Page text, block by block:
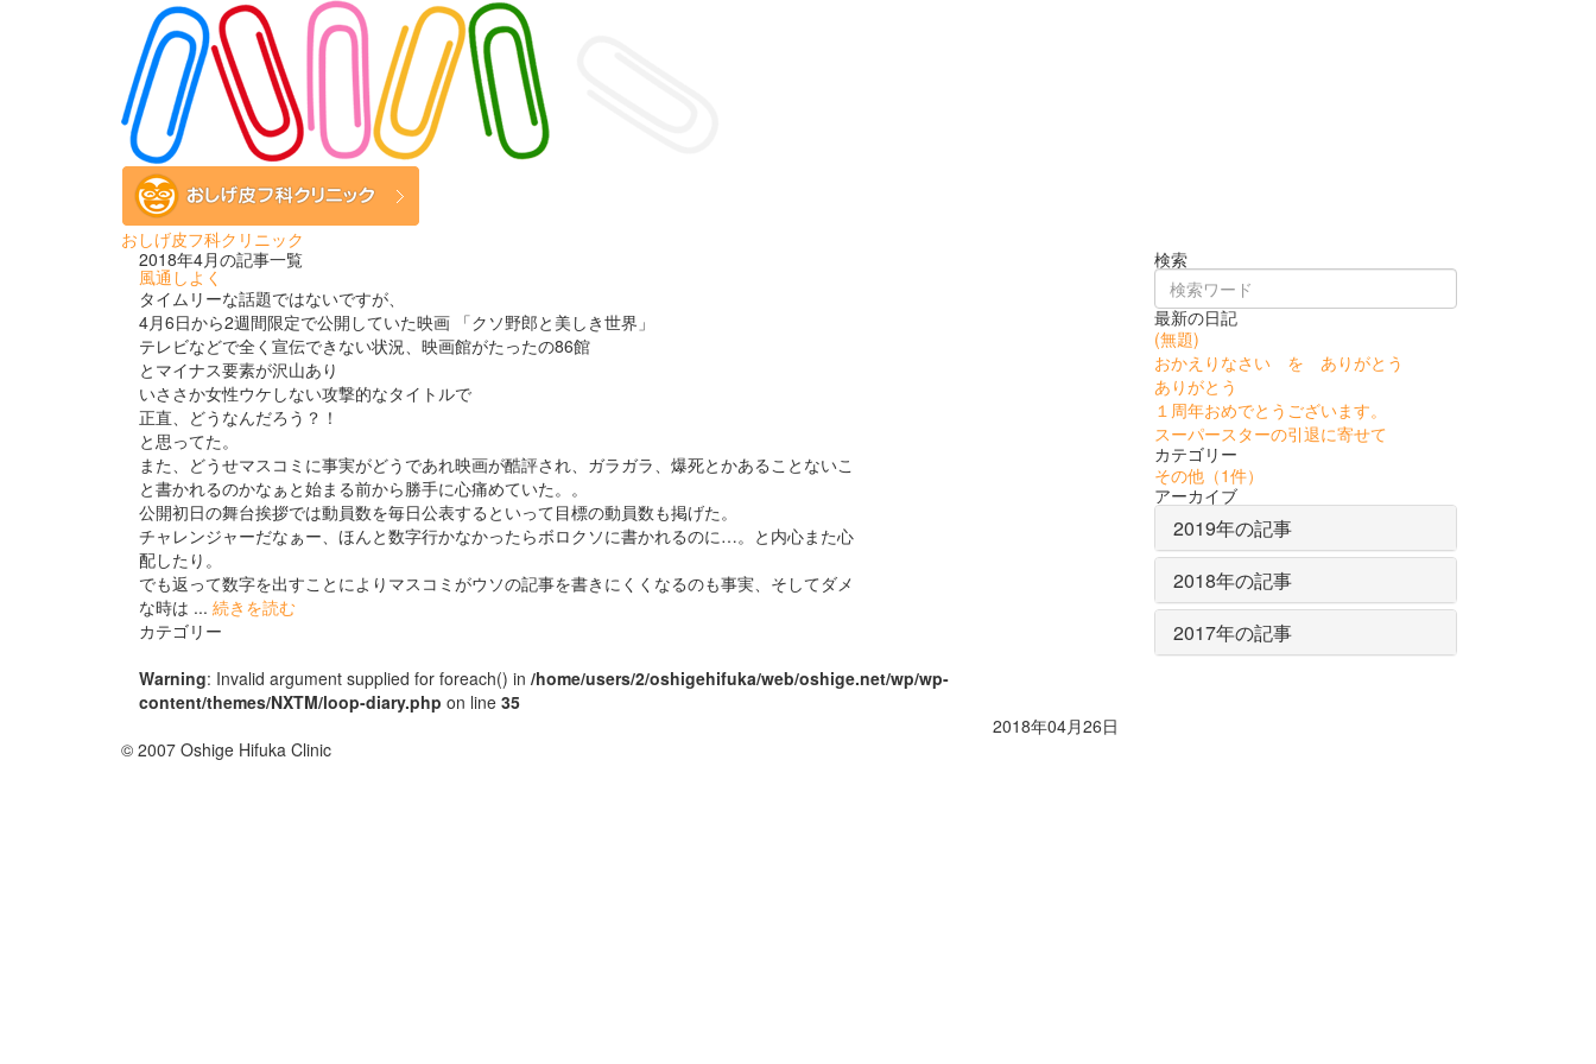
おしげ皮フ科クリニック
2018年4月の記事一覧
風通しよく
タイムリーな話題ではないですが、
4月6日から2週間限定で公開していた映画 「クソ野郎と美しき世界」
テレビなどで全く宣伝できない状況、映画館がたったの86館
とマイナス要素が沢山あり
いささか女性ウケしない攻撃的なタイトルで
正直、どうなんだろう？！
と思ってた。
また、どうせマスコミに事実がどうであれ映画が酷評され、ガラガラ、爆死とかあることないこ
と書かれるのかなぁと始まる前から勝手に心痛めていた。。
公開初日の舞台挨拶では動員数を毎日公表するといって目標の動員数も掲げた。
チャレンジャーだなぁー、ほんと数字行かなかったらボロクソに書かれるのに…。と内心また心
配したり。
でも返って数字を出すことによりマスコミがウソの記事を書きにくくなるのも事実、そしてダメ
な時は ... 続きを読む
カテゴリー
Warning: Invalid argument supplied for foreach() in /home/users/2/oshigehifuka/web/oshige.net/wp/wp-
content/themes/NXTM/loop-diary.php on line 35
2018年04月26日
検索
最新の日記
(無題)
おかえりなさい を ありがとう
ありがとう
１周年おめでとうございます。
スーパースターの引退に寄せて
カテゴリー
その他 （1件）
アーカイブ
2019年の記事
2018年の記事
2017年の記事
© 2007 Oshige Hifuka Clinic